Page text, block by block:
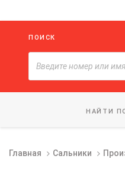
ПОИСК
НАЙТИ
Главная Сальники